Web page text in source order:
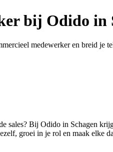
bij Odido in
medewerker en breid je
Bij Odido in Schagen
groei in je rol en maak elke